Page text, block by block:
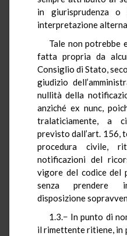
in giurisprudenza
interpretazione
Tale non potrebbe
fatta propria da
Consiglio di Stato,
giudizio
nullità della
anziché ex nunc,
tralaticiamente, a
previsto dall’art. 156,
procedura civile,
notificazioni del
vigore del codice del
senza prendere
disposizione
1.3.− In punto di
il rimettente ritiene, in